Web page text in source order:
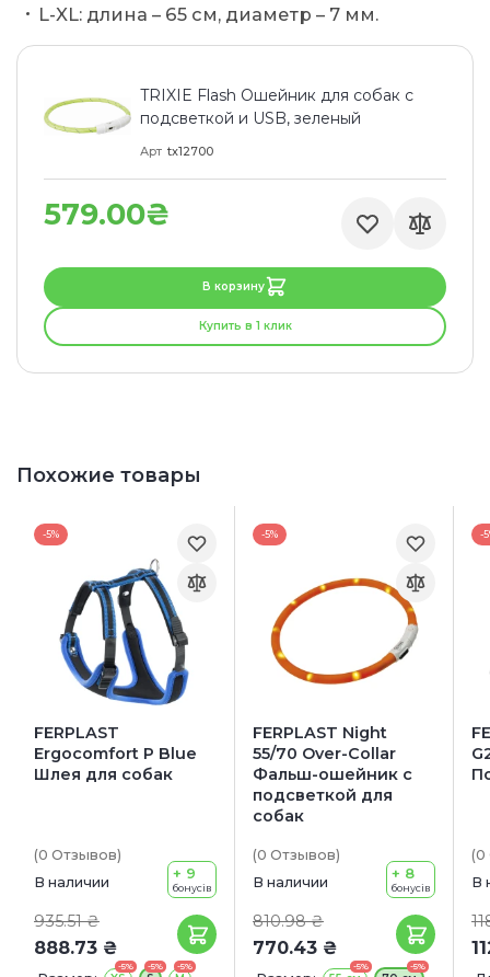
L-XL: длина – 65 см, диаметр – 7 мм.
TRIXIE Flash Ошейник для собак с
подсветкой и USB, зеленый
Арт tx12700
579.00₴
В корзину
Купить в 1 клик
Похожие товары
-5%
FERPLAST
Ergocomfort P Blue
Шлея для собак
(0 Отзывов)
В наличии
935.51 ₴
888.73 ₴
+ 9
бонусів
-5% -5% -5%
-5%
FERPLAST Night
55/70 Over-Collar
Фальш-ошейник с
подсветкой для
собак
(0 Отзывов)
В наличии
810.98 ₴
770.43 ₴
+ 8
бонусів
-5% -5%
-
(0
В